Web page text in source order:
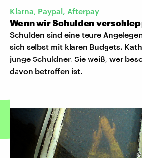
Klarna, Paypal, Afterpay
Wenn wir Schulden
Schulden sind eine teure
sich selbst mit klaren Budgets.
junge Schuldner. Sie weiß, wer
davon betroffen ist.
©